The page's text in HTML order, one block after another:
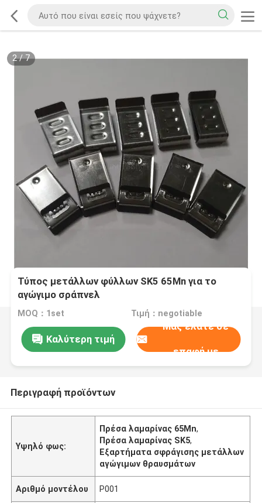
2/7
Τύπος μετάλλων φύλλων SK5 65Mn για το
αγώγιμο σράπνελ
MOQ：1set Τιμή：negotiable
Καλύτερη τιμή
Μας ελάτε σε
επαφή με
Περιγραφή προϊόντων
Υψηλό φως:
Πρέσα λαμαρίνας 65Mn,
Πρέσα λαμαρίνας SK5,
Εξαρτήματα σφράγισης μετάλλων
αγώγιμων θραυσμάτων
Αριθμό μοντέλου P001